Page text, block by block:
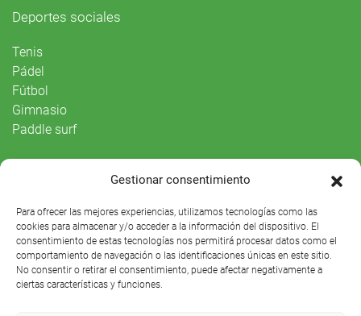
Gestionar consentimiento
Para ofrecer las mejores experiencias, utilizamos tecnologías como las
cookies para almacenar y/o acceder a la información del dispositivo. El
consentimiento de estas tecnologías nos permitirá procesar datos como el
comportamiento de navegación o las identificaciones únicas en este sitio.
No consentir o retirar el consentimiento, puede afectar negativamente a
ciertas características y funciones.
Deportes sociales
Tenis
Pádel
Fútbol
Gimnasio
Paddle surf
Agenda